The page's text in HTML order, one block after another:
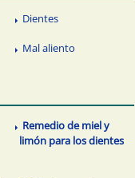
Dientes
Mal aliento
Remedio de miel y
limón para los dientes